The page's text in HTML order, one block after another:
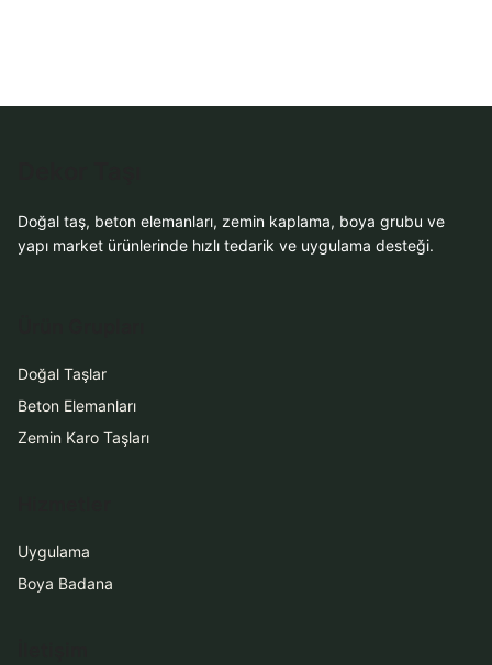
Doğal taş, beton elemanları, zemin kaplama, boya grubu ve
yapı market ürünlerinde hızlı tedarik ve uygulama desteği.
Doğal Taşlar
Beton Elemanları
Zemin Karo Taşları
Uygulama
Boya Badana